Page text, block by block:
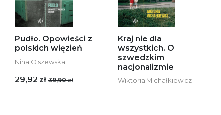
Pudło. Opowieści z
polskich więzień
Nina Olszewska
29,92 zł 39,90 zł
Kraj nie dla
wszystkich. O
szwedzkim
nacjonalizmie
Wiktoria Michałkiewicz